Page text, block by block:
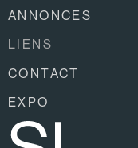
ANNONCES
LIENS
CONTACT
EXPO